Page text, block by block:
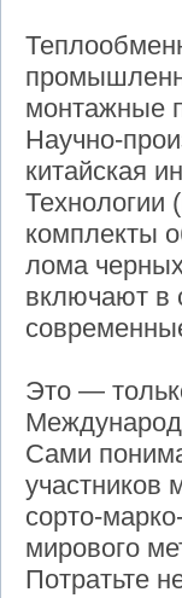
монтажные
Научно-
китайская
Технологии
комплекты
лома
включают в
Это —
Сами
участников
сорто-
мирового
Потратьте